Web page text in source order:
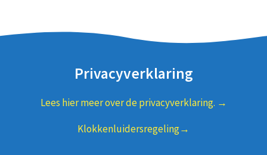
Privacyverklaring
Lees hier meer over de privacyverklaring. →
Klokkenluidersregeling→